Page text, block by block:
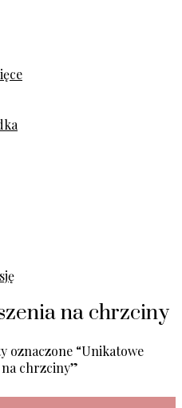
na chrzciny
oznaczone “Unikatowe
chrzciny”